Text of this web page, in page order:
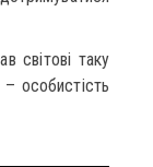
таку
особистість